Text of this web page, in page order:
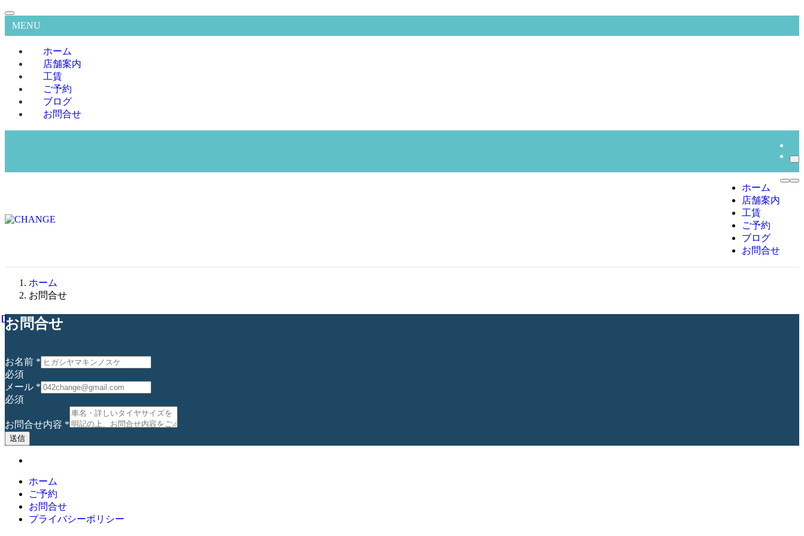
MENU
ホーム
店舗案内
工賃
ご予約
ブログ
お問合せ
ホーム
店舗案内
工賃
ご予約
ブログ
お問合せ
ホーム
お問合せ
お問合せ
お名前 *
必須
メール *
必須
お問合せ内容 *
送信
ホーム
ご予約
お問合せ
プライバシーポリシー